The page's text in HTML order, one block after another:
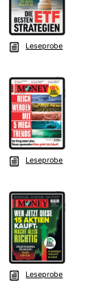
Leseprobe
Leseprobe
Leseprobe